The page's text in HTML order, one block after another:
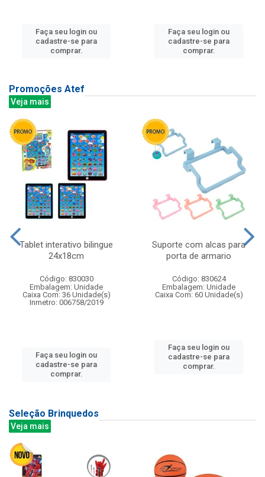
Faça seu login ou
cadastre-se para
comprar.
Faça seu login ou
cadastre-se para
comprar.
Promoções Atef
Veja mais
Tablet interativo bilingue
24x18cm
Código: 830030
Embalagem: Unidade
Caixa Com: 36 Unidade(s)
Inmetro: 006758/2019
Faça seu login ou
cadastre-se para
comprar.
Suporte com alcas para
porta de armario
Código: 830624
Embalagem: Unidade
Caixa Com: 60 Unidade(s)
Faça seu login ou
cadastre-se para
comprar.
Seleção Brinquedos
Veja mais